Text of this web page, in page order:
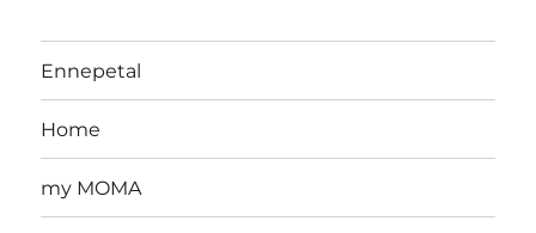
Ennepetal
Home
my MOMA